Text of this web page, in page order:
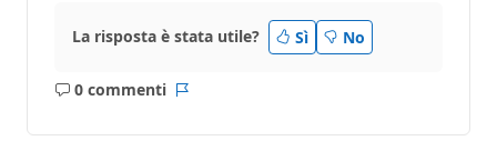
La risposta è stata utile? Sì No
0 commenti
Nessun